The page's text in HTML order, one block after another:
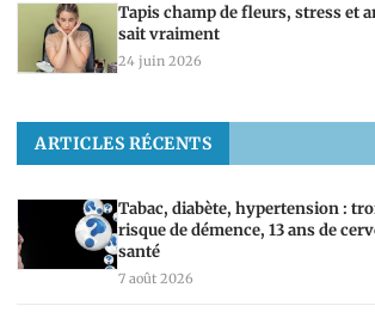
Tapis champ de fleurs, stress et
sait vraiment
24 juin 2026
ARTICLES RÉCENTS
Tabac, diabète, hypertension :
risque de démence, 13 ans de
santé
7 août 2026